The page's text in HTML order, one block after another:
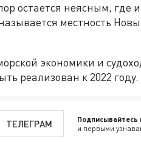
остается неясным,
местность
экономики и
реализован к 2022 году.
ТЕЛЕГРАМ Подписывайтесь
и первыми